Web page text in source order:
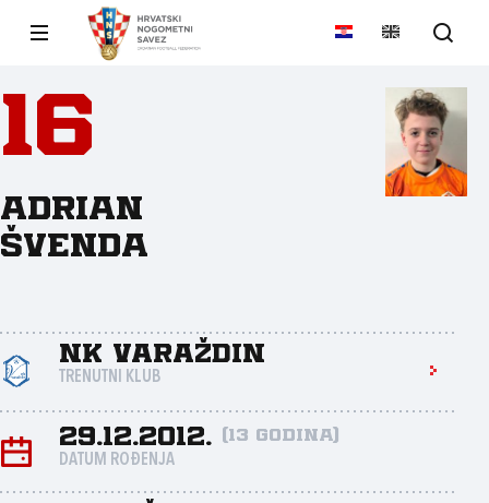
16
Adrian
Švenda
NK Varaždin
TRENUTNI KLUB
29.12.2012. (13 godina)
DATUM ROĐENJA